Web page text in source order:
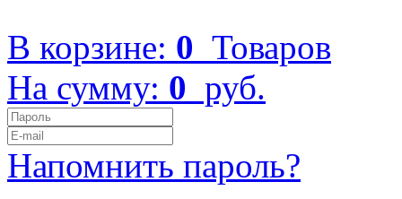
В корзине: 0 Товаров
На сумму: 0 руб.
Напомнить пароль?